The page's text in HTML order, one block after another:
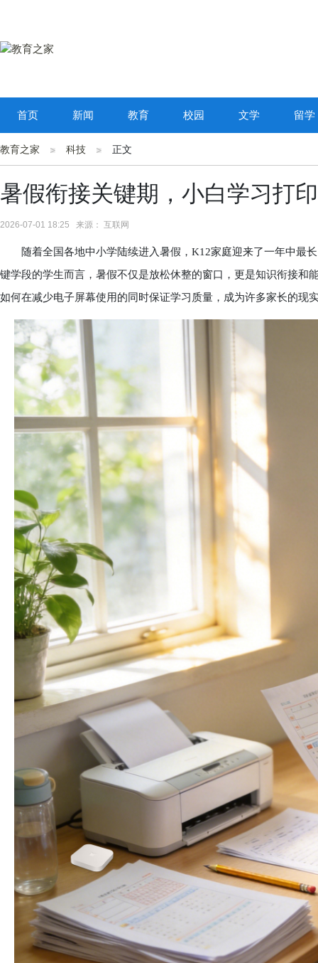
首页 新闻 教育 校园 文学 留学
教育之家 科技 正文
暑假衔接关键期，小白学习打
2026-07-01 18:25 来源： 互联网
随着全国各地中小学陆续进入暑假，K12家庭迎来了一年中最
键学段的学生而言，暑假不仅是放松休整的窗口，更是知识衔接和
如何在减少电子屏幕使用的同时保证学习质量，成为许多家长的现